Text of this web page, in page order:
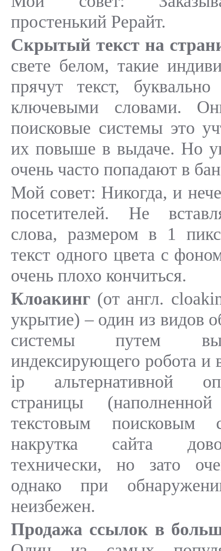
простенький Рерайт.
Скрытый текст на
свете белом, такие
прячут текст,
ключевыми словами.
поисковые системы это
их повыше в выдаче. Но
очень часто попадают в
Мой совет: Никогда, и
посетителей. Не
слова, размером в 1
текст одного цвета с
очень плохо кончиться.
Клоакинг (от англ.
укрытие) – один из видов
системы путем
индексирующего робота и
ip альтернативной
страницы
текстовым поисковым
накрутка сайта
технически, но зато
однако при
неизбежен.
Продажа ссылок в